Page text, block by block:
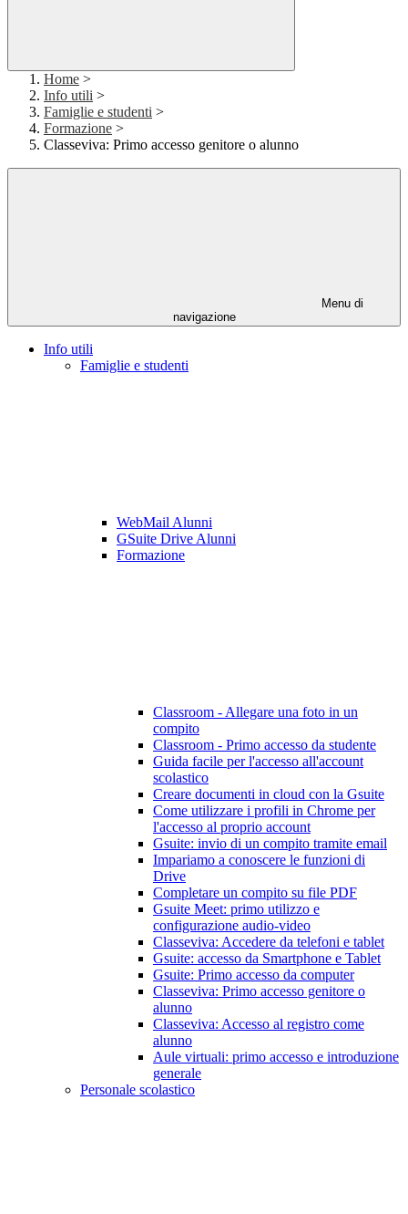
Home >
Info utili >
Famiglie e studenti >
Formazione >
Classeviva: Primo accesso genitore o alunno
Menu di
navigazione
Info utili
Famiglie e studenti
WebMail Alunni
GSuite Drive Alunni
Formazione
Classroom - Allegare una foto in un
compito
Classroom - Primo accesso da studente
Guida facile per l'accesso all'account
scolastico
Creare documenti in cloud con la Gsuite
Come utilizzare i profili in Chrome per
l'accesso al proprio account
Gsuite: invio di un compito tramite email
Impariamo a conoscere le funzioni di
Drive
Completare un compito su file PDF
Gsuite Meet: primo utilizzo e
configurazione audio-video
Classeviva: Accedere da telefoni e tablet
Gsuite: accesso da Smartphone e Tablet
Gsuite: Primo accesso da computer
Classeviva: Primo accesso genitore o
alunno
Classeviva: Accesso al registro come
alunno
Aule virtuali: primo accesso e introduzione
generale
Personale scolastico